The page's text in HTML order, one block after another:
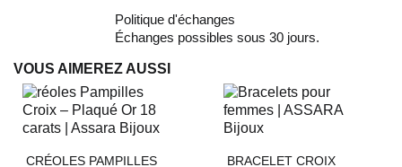
Politique d'échanges
Échanges possibles sous 30 jours.
VOUS AIMEREZ AUSSI
CRÉOLES PAMPILLES
BRACELET CROIX